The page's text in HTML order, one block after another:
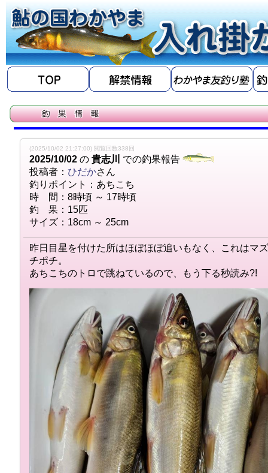
(2025/10/02 21:27:00) 閲覧回数338回
2025/10/02 の 貴志川
での釣果報告
投稿者： ひだかさん
釣りポイント：あちこち
時 間：8時頃 ～ 17時頃
釣 果：15匹
サイズ：18cm ～ 25cm
昨日目星を付けた所はほぼほぼ追いもなく、これはマ
チポチ。
あちこちのトロで跳ねているので、もう下る秒読み?!